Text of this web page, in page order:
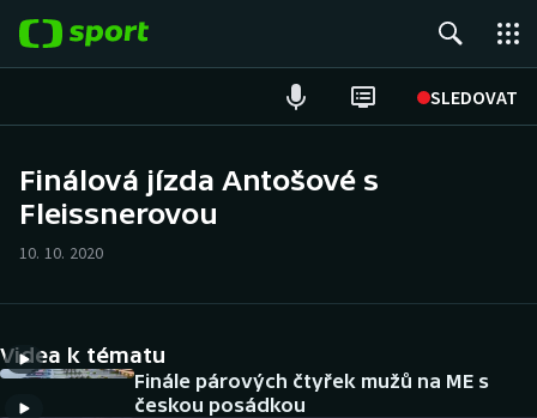
SLEDOVAT
Hokej
Cyklistika
Finálová jízda Antošové s
Fleissnerovou
10. 10. 2020
Videa k tématu
Finále párových čtyřek mužů na ME s
českou posádkou